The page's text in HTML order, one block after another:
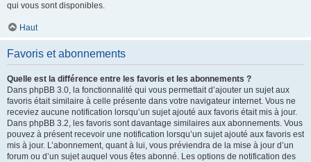
qui vous sont disponibles.
Haut
Favoris et abonnements
Quelle est la différence entre les favoris et les abonnements ?
Dans phpBB 3.0, la fonctionnalité qui vous permettait d’ajouter un sujet aux
favoris était similaire à celle présente dans votre navigateur internet. Vous ne
receviez aucune notification lorsqu’un sujet ajouté aux favoris était mis à jour.
Dans phpBB 3.2, les favoris sont davantage similaires aux abonnements. Vous
pouvez à présent recevoir une notification lorsqu’un sujet ajouté aux favoris est
mis à jour. L’abonnement, quant à lui, vous préviendra de la mise à jour d’un
forum ou d’un sujet auquel vous êtes abonné. Les options de notification des